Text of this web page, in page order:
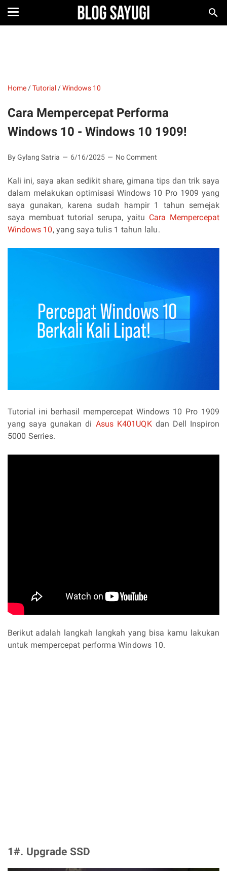
Home /Tutorial /Windows 10
Cara Mempercepat Performa
Windows 10 - Windows 10 1909!
By Gylang Satria 6/16/2025 No Comment
Kali ini, saya akan sedikit share, gimana tips dan trik saya
dalam melakukan optimisasi Windows 10 Pro 1909 yang
saya gunakan, karena sudah hampir 1 tahun semejak
saya membuat tutorial serupa, yaitu Cara Mempercepat
Windows 10, yang saya tulis 1 tahun lalu.
Tutorial ini berhasil mempercepat Windows 10 Pro 1909
yang saya gunakan di Asus K401UQKdan Dell Inspiron
5000 Serries.
Berikut adalah langkah langkah yang bisa kamu lakukan
untuk mempercepat performa Windows 10.
1#. Upgrade SSD